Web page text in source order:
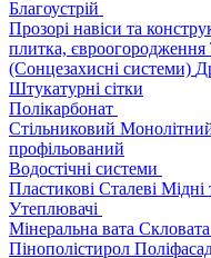
Благоустрій
Прозорі навіси та
плитка, євроогородження
(Сонцезахисні системи)
Штукатурні сітки
Полікарбонат
Стільниковий
профільований
Водостічні системи
Пластикові Сталеві Мідні
Утеплювачі
Мінеральна вата Скловата
Пінополістирол